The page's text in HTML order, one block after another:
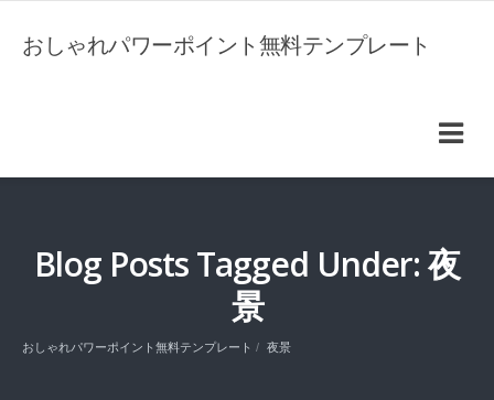
おしゃれパワーポイント無料テンプレート
Blog Posts Tagged Under: 夜
景
おしゃれパワーポイント無料テンプレート 夜景